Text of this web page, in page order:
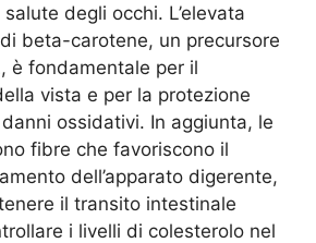
degli occhi. L’elevata
beta-carotene, un precursore
è fondamentale per il
vista e per la protezione
ossidativi. In aggiunta, le
fibre che favoriscono il
dell’apparato digerente,
il transito intestinale
i livelli di colesterolo nel